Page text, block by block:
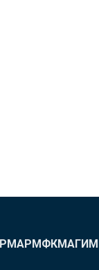
МАРМФКМАГИ